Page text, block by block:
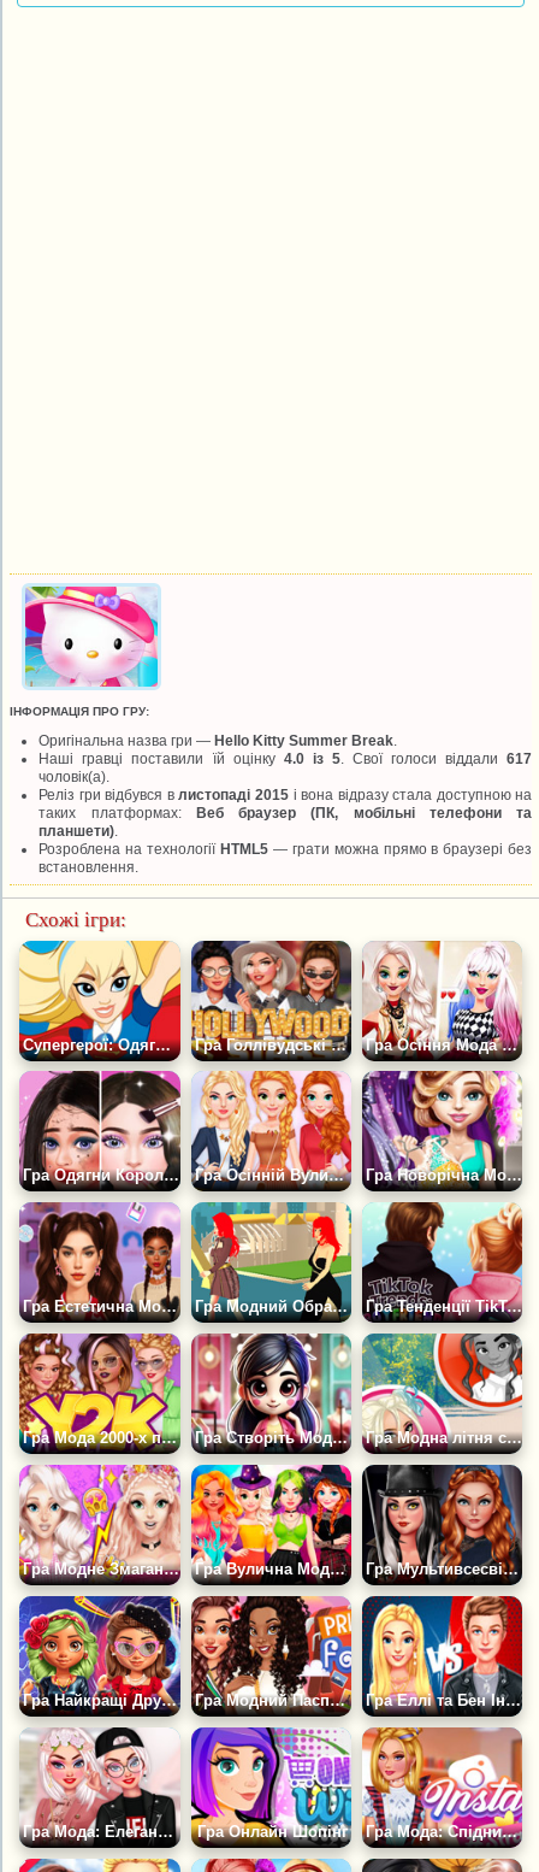
ІНФОРМАЦІЯ ПРО ГРУ:
Оригінальна назва гри —Hello Kitty Summer Break
Наші гравці поставили їй оцінку 4.0 із 5. Свої голоси віддали617
чоловік(а).
Реліз гри відбувся влистопаді 2015і вона відразу стала доступною на
таких платформах: Веб браузер (ПК, мобільні телефони та
планшети)
Розроблена на технології HTML5— грати можна прямо в браузері без
встановлення.
Схожі ігри:
Супергерої: Одягни Супергьорл Гра Голлівудські Зірки #преппі Гра Осіння Мода Тік Ток
Гра Одягни Королеву Моди Гра Осінній Вуличний Стиль Модниці Гра Новорічна Модниця
Гра Естетична Мода Y2k Гра Модний Образ: Зміни Свій Одяг Гра Тенденції TikTok: Мода для хлопців
Гра Мода 2000-х повертається Гра Створіть Модель: Образ Мрії Гра Модна літня спідниця міді
Гра Модне Змагання Гра Вулична Мода Сучасної Відьми Гра Мультивсесвітня Пригода Модниць
Гра Найкращі Друзі: Ретро-мода про Подорожі в Часі Гра Модний Паспорт Гра Еллі та Бен Інста Мода
Гра Мода: Елегантність або Стиль Пацанки Гра Онлайн Шопінг Гра Мода: Спідниці на бретелях